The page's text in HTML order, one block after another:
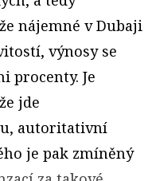
nájemné v Dubaji
výnosy se
procenty. Je
jde
autoritativní
je pak zmíněný